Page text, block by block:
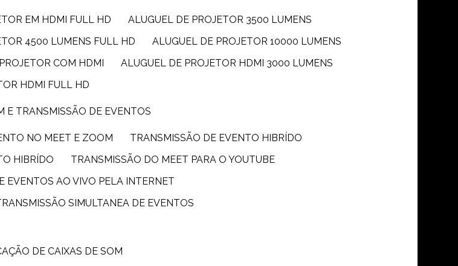
EM HDMI FULL HD
ALUGUEL DE PROJETOR 3500 LUMENS
4500 LUMENS FULL HD
ALUGUEL DE PROJETOR 10000 LUMENS
COM HDMI
ALUGUEL DE PROJETOR HDMI 3000 LUMENS
HDMI FULL HD
E TRANSMISSÃO DE EVENTOS
NO MEET E ZOOM
TRANSMISSÃO DE EVENTO HIBRÍDO
HIBRÍDO
TRANSMISSÃO DO MEET PARA O YOUTUBE
EVENTOS AO VIVO PELA INTERNET
SIMULTANEA DE EVENTOS
DE CAIXAS DE SOM